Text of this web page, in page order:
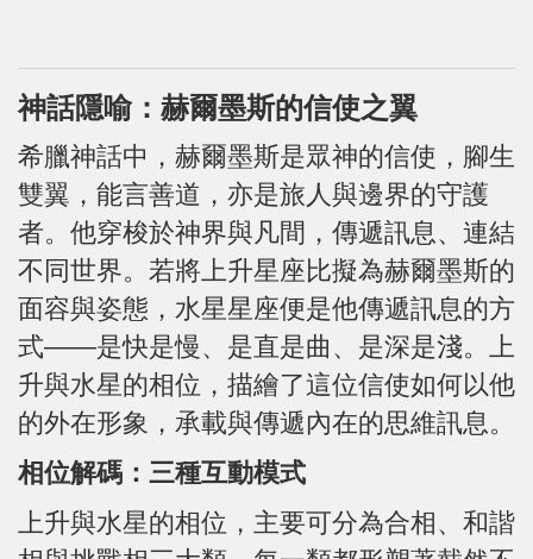
神話隱喻：赫爾墨斯的信使之翼
希臘神話中，赫爾墨斯是眾神的信使，腳生
雙翼，能言善道，亦是旅人與邊界的守護
者。他穿梭於神界與凡間，傳遞訊息、連結
不同世界。若將上升星座比擬為赫爾墨斯的
面容與姿態，水星星座便是他傳遞訊息的方
式——是快是慢、是直是曲、是深是淺。上
升與水星的相位，描繪了這位信使如何以他
的外在形象，承載與傳遞內在的思維訊息。
相位解碼：三種互動模式
上升與水星的相位，主要可分為合相、和諧